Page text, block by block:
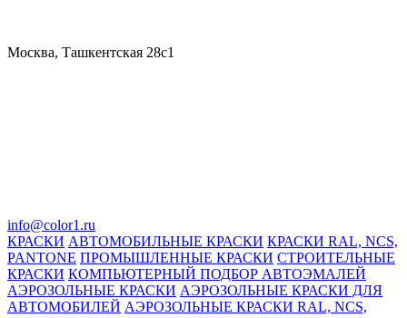
Москва, Ташкентская 28с1
info@color1.ru
КРАСКИ АВТОМОБИЛЬНЫЕ КРАСКИ КРАСКИ RAL, NCS,
PANTONE ПРОМЫШЛЕННЫЕ КРАСКИ СТРОИТЕЛЬНЫЕ
КРАСКИ КОМПЬЮТЕРНЫЙ ПОДБОР АВТОЭМАЛЕЙ
АЭРОЗОЛЬНЫЕ КРАСКИ АЭРОЗОЛЬНЫЕ КРАСКИ ДЛЯ
АВТОМОБИЛЕЙ АЭРОЗОЛЬНЫЕ КРАСКИ RAL, NCS,